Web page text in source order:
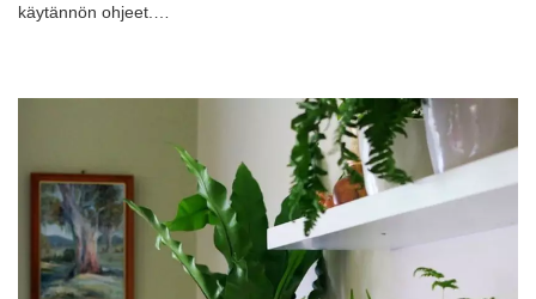
käytännön ohjeet.…